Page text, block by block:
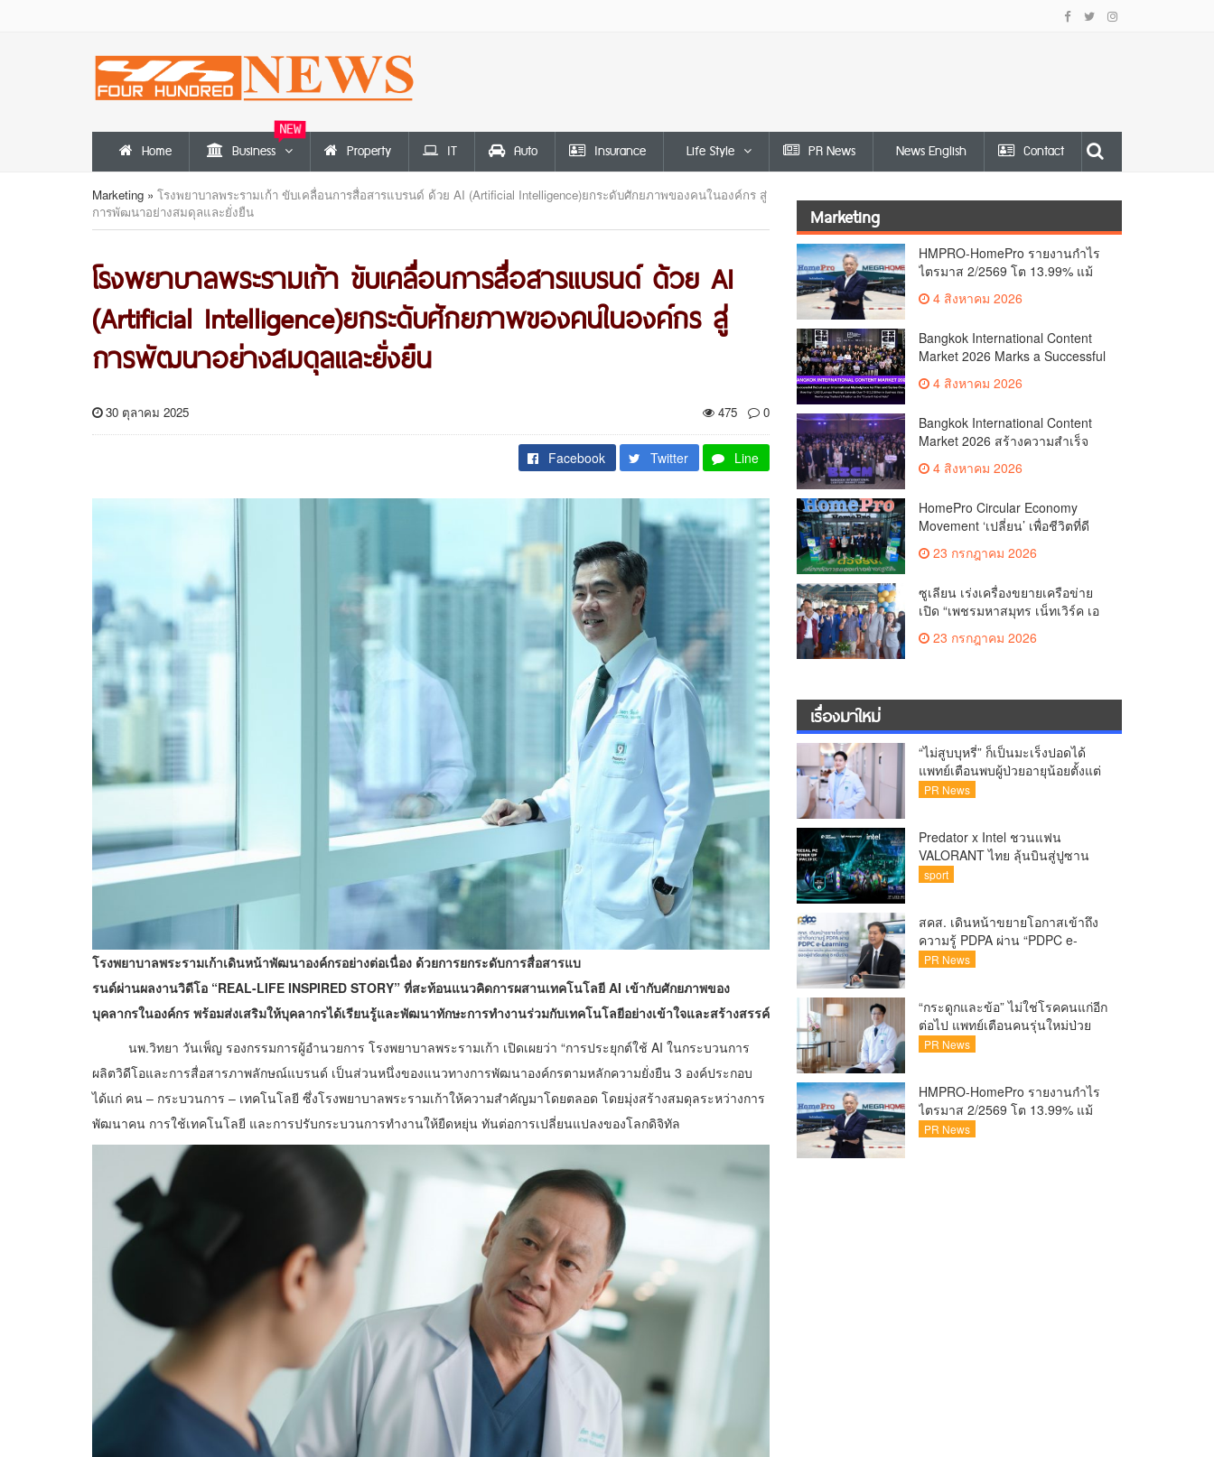
Home Business
NEW
Property IT Auto Insurance Life Style PR News News English Contact
Marketing » โรงพยาบาลพระรามเก้า ขับเคลื่อนการสื่อสารแบรนด์ ด้วย AI (Artificial Intelligence)ยกระดับศักยภาพของคนในองค์กร สู่
การพัฒนาอย่างสมดุลและยั่งยืน
โรงพยาบาลพระรามเก้า ขับเคลื่อนการสื่อสารแบรนด์ ด้วย AI
(Artificial Intelligence)ยกระดับศักยภาพของคนในองค์กร สู่
การพัฒนาอย่างสมดุลและยั่งยืน
30 ตุลาคม 2025 475 0
Facebook Twitter Line
โรงพยาบาลพระรามเก้าเดินหน้าพัฒนาองค์กรอย่างต่อเนื่อง ด้วยการยกระดับการสื่อสารแบ
รนด์ผ่านผลงานวิดีโอ “REAL-LIFE INSPIRED STORY” ที่สะท้อนแนวคิดการผสานเทคโนโลยี AI เข้ากับศักยภาพของ
บุคลากรในองค์กร พร้อมส่งเสริมให้บุคลากรได้เรียนรู้และพัฒนาทักษะการทำงานร่วมกับเทคโนโลยีอย่างเข้าใจและสร้างสรรค์
นพ.วิทยา วันเพ็ญ รองกรรมการผู้อำนวยการ โรงพยาบาลพระรามเก้า เปิดเผยว่า “การประยุกต์ใช้ AI ในกระบวนการ
ผลิตวิดีโอและการสื่อสารภาพลักษณ์แบรนด์ เป็นส่วนหนึ่งของแนวทางการพัฒนาองค์กรตามหลักความยั่งยืน 3 องค์ประกอบ
ได้แก่ คน – กระบวนการ – เทคโนโลยี ซึ่งโรงพยาบาลพระรามเก้าให้ความสำคัญมาโดยตลอด โดยมุ่งสร้างสมดุลระหว่างการ
พัฒนาคน การใช้เทคโนโลยี และการปรับกระบวนการทำงานให้ยืดหยุ่น ทันต่อการเปลี่ยนแปลงของโลกดิจิทัล
Marketing
HMPRO-HomePro รายงานกำไร
ไตรมาส 2/2569 โต 13.99% แม้
เศรษฐกิจผันผวนเดินหน้าขยาย
สาขา เสริมพอร์ต Private Brand
4 สิงหาคม 2026
Bangkok International Content
Market 2026 Marks a Successful
Debut as an International
Marketplace for Film and Series
Business Meetings Generate
Over THB 2.2 Billion in Business
ValueReinforcing Thailand’s
Asia”
4 สิงหาคม 2026
Bangkok International Content
Market 2026 สร้างความสำเร็จ
ตลาดซื้อขาย–ร่วมผลิตคอนเทนต์
ภาพยนตร์และซีรีส์ระดับ
1,200 คู่ มูลค่ากว่า 2,200 ล้านบาท
ตอกย้ำไทยสู่ “Content Hub of
Asia”
4 สิงหาคม 2026
HomePro Circular Economy
Movement ‘เปลี่ยน’ เพื่อชีวิตที่ดี
กว่า | CHANGE FOR BETTER
LIVING เมื่อ ‘ของเก่า’ ได้ไปต่อ
23 กรกฎาคม 2026
ซูเลียน เร่งเครื่องขยายเครือข่าย
เปิด “เพชรมหาสมุทร เน็ทเวิร์ค เอ
เจนซี่ (MGC)” ตอกย้ำการเติบโต
เครือข่าย พร้อมยกระดับการ
23 กรกฎาคม 2026
เรื่องมาใหม่
“ไม่สูบบุหรี่” ก็เป็นมะเร็งปอดได้
แพทย์เตือนพบผู้ป่วยอายุน้อยตั้งแต่
วัย 35 ปีเพิ่มขึ้นคนไทยกว่า 70%
PR News
Predator x Intel ชวนแฟน
VALORANT ไทย ลุ้นบินสู่ปูซาน
เชียร์ศึก VCT Pacific Finals Busan
สู่ปูซาน แบบติดขอบสนาม พร้อม
กิจกรรมสุดพิเศษตลอดทัวร์นาเมนต์
sport
สคส. เดินหน้าขยายโอกาสเข้าถึง
ความรู้ PDPA ผ่าน “PDPC e-
Learning” เรียนฟรี ทุกที่ ทุกเวลา
ปลอดภัย เผยยอดผู้เข้าเรียนล่าสุด
ทะลุ 8 หมื่นรายแล้ว
PR News
“กระดูกและข้อ” ไม่ใช่โรคคนแก่อีก
ต่อไป แพทย์เตือนคนรุ่นใหม่ป่วย
เพิ่ม 20-30% เสี่ยง ‘ข้อเข่าเสื่อม
PR News
HMPRO-HomePro รายงานกำไร
ไตรมาส 2/2569 โต 13.99% แม้
เศรษฐกิจผันผวนเดินหน้าขยาย
PR News